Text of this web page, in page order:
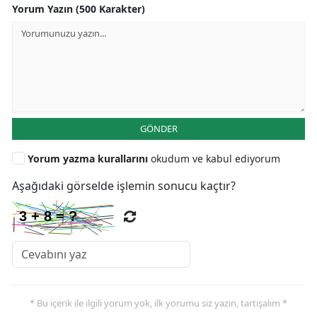
Yorum Yazın (500 Karakter)
GÖNDER
Yorum yazma kurallarını okudum ve kabul ediyorum
Aşağıdaki görselde işlemin sonucu kaçtır?
* Bu içerik ile ilgili yorum yok, ilk yorumu siz yazın, tartışalım *